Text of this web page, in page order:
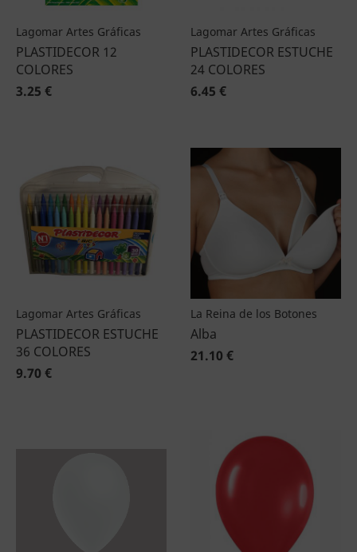
Lagomar Artes Gráficas
PLASTIDECOR 12
COLORES
3.25 €
Lagomar Artes Gráficas
PLASTIDECOR ESTUCHE
24 COLORES
6.45 €
Lagomar Artes Gráficas
PLASTIDECOR ESTUCHE
36 COLORES
9.70 €
La Reina de los Botones
Alba
21.10 €